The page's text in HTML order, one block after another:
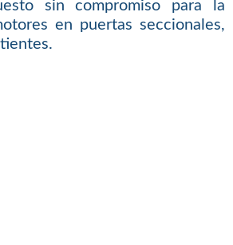
sin compromiso para la
en puertas seccionales,